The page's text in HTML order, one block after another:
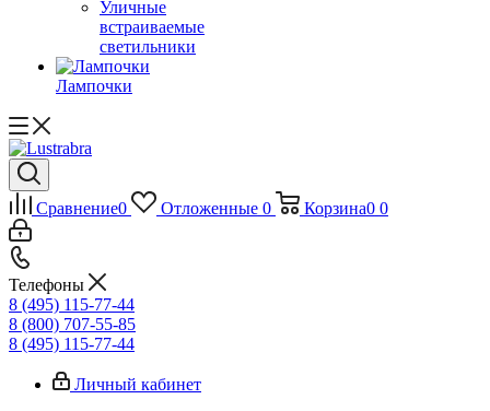
Уличные
встраиваемые
светильники
Лампочки
Сравнение0 Отложенные 0 Корзина0 0
Телефоны
8 (495) 115-77-44
8 (800) 707-55-85
8 (495) 115-77-44
Личный кабинет